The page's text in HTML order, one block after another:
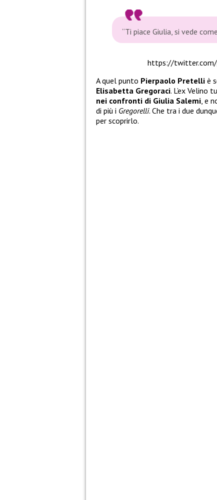
“Ti piace Giulia, si vede
https://
A quel punto Pierpaolo Pretelli è
Elisabetta Gregoraci. L’ex Velino
nei confronti di Giulia Salemi, e
di più i Gregorelli. Che tra i due
per scoprirlo.